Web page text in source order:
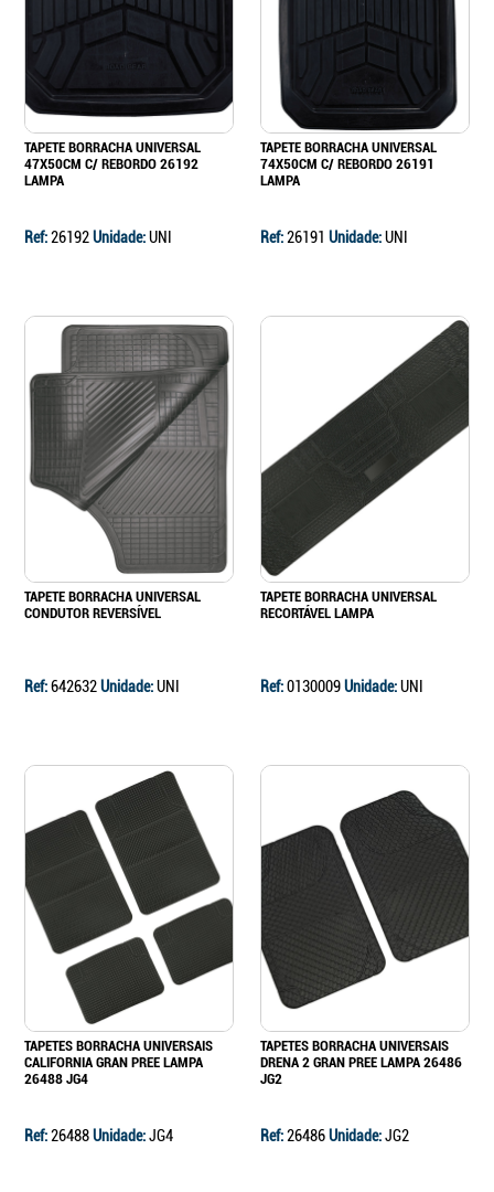
TAPETE BORRACHA UNIVERSAL
47X50CM C/ REBORDO 26192
LAMPA
Ref:26192Unidade:UNI
TAPETE BORRACHA UNIVERSAL
74X50CM C/ REBORDO 26191
LAMPA
Ref:26191 Unidade:UNI
TAPETE BORRACHA UNIVERSAL
CONDUTOR REVERSÍVEL
Ref:642632Unidade:UNI
TAPETE BORRACHA UNIVERSAL
RECORTÁVEL LAMPA
Ref:0130009Unidade:UNI
TAPETES BORRACHA UNIVERSAIS
CALIFORNIA GRAN PREE LAMPA
26488 JG4
Ref:26488Unidade:JG4
TAPETES BORRACHA UNIVERSAIS
DRENA 2 GRAN PREE LAMPA 26486
JG2
Ref:26486Unidade:JG2